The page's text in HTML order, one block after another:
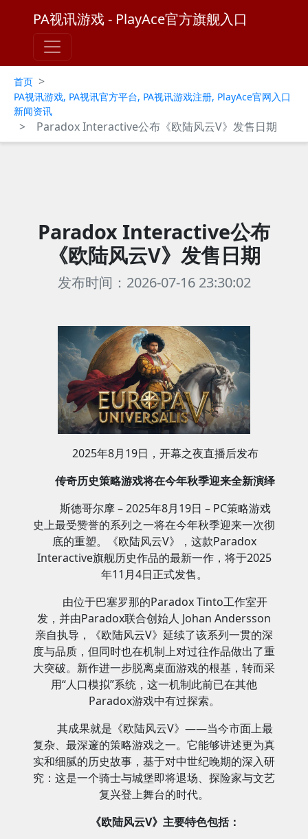
PA视讯游戏 - PlayAce官方旗舰入口
首页 >
PA视讯游戏, PA视讯官方平台, PA视讯游戏注册, PlayAce官网入口
新闻资讯
> Paradox Interactive公布《欧陆风云V》发售日期
Paradox Interactive公布
《欧陆风云V》发售日期
发布时间：2026-07-16 23:30:02
2025年8月19日，开幕之夜直播后发布
传奇历史策略游戏将在今年秋季迎来全新演绎
斯德哥尔摩 – 2025年8月19日 – PC策略游戏
史上最受赞誉的系列之一将在今年秋季迎来一次彻
底的重塑。《欧陆风云V》，这款Paradox
Interactive旗舰历史作品的最新一作，将于2025
年11月4日正式发售。
由位于巴塞罗那的Paradox Tinto工作室开
发，并由Paradox联合创始人 Johan Andersson
亲自执导，《欧陆风云V》延续了该系列一贯的深
度与品质，但同时也在机制上对过往作品做出了重
大突破。新作进一步脱离桌面游戏的根基，转而采
用“人口模拟”系统，这一机制此前已在其他
Paradox游戏中有过探索。
其成果就是《欧陆风云V》——当今市面上最
复杂、最深邃的策略游戏之一。它能够讲述更为真
实和细腻的历史故事，基于对中世纪晚期的深入研
究：这是一个骑士与城堡即将退场、探险家与文艺
复兴登上舞台的时代。
《欧陆风云V》主要特色包括：